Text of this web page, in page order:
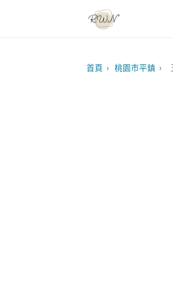
首頁 › 桃園市平鎮 ›